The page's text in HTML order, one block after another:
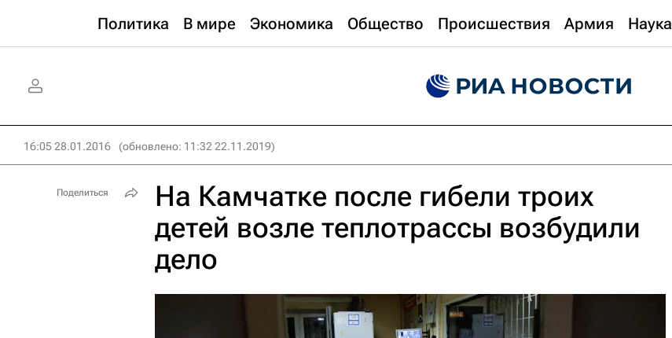
Политика В мире Экономика Общество Происшествия Армия Наука
16:05 28.01.2016 (обновлено: 11:32 22.11.2019)
На Камчатке после гибели троих
детей возле теплотрассы возбудили
дело
Поделиться